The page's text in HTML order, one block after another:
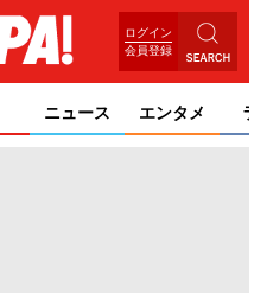
ログイン
会員登録
ニュース エンタメ